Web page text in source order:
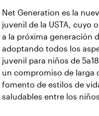
Net Generation es la
juvenil de la USTA, cuyo
a la próxima generación
adoptando todos los
juvenil para niños de
un compromiso de larga
fomento de estilos de
saludables entre los